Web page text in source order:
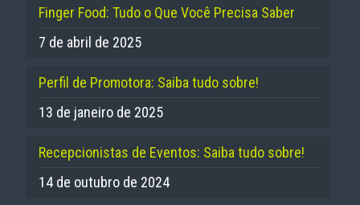
Finger Food: Tudo o Que Você Precisa Saber
7 de abril de 2025
Perfil de Promotora: Saiba tudo sobre!
13 de janeiro de 2025
Recepcionistas de Eventos: Saiba tudo sobre!
14 de outubro de 2024